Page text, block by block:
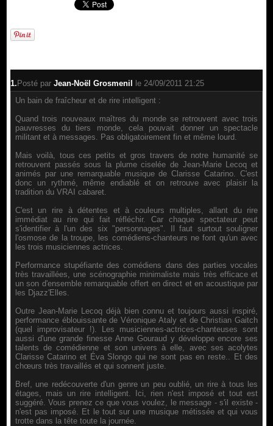
1. Posté par Jean-Noël Grosmenil
le 24/09/2011 21:25
Un bain de fraîcheur et de rire intelligent :
Quand trois nouveaux maîtres du monde se retrouvent avec trois
pauvresses du tiers monde, cela pouvait donner un spectacle
militant et à messages. Pas obligatoirement fin et même lourd.
Mais voilà, tous ces petits et gros travers de notre humanité se
retrouvent passés sous la plume ciselée de Jean-Marie Lecoq et
animés par une remarquable musique de Clarisse Catarino. C'est
donc un rythmé, même endiablé et on retrouve avec plaisir la
tradition du VRAI cabaret.
C'est un rire à détentes et à couleurs multiples, allant du rire
immédiat au rire qui fait réfléchir. Car chaque spectateur peut
s'identifier à l'un des six "personnages". Il faut surtout souligner
l'osmose de la troupe, les comédiens-chanteurs ne font qu'un avec
les trois musiciennes actrices.
Performance stupéfiante des comédiens dans des parties vocales
très travaillées, une scénographie minimaliste mais très efficace et
un son d'ensemble remarquable offert en direct et en acoustique par
les Djazz'Elles.
Outre Jean-Marie Lecoq déjà bien connu et toujours aussi inspiré,
performance éblouissante de Véronique Ataly et de Christian Gaitch
(quel improvisateur !). Les musiciennes-actrices-chanteuses sont
aussi d'une grande finesse Anne Gouraud y développe encore ses
talents de comédienne et son univers à elle, avec ses acolytes
Clarisse Catarino et Éva Slongo qui ne sont pas en reste.. Et des
chœurs très travaillés et qui sonnent juste.
Bref, une redécouverte d'un genre un peu oublié, un rire à tous les
étages, mais un rire intelligent. Ici, rien n'est imposé et tout est
suggéré. Vous prenez ce que vous voulez, le message - s'il existe -
n'est pas imposé. Et le tout sur une musique métissée et qui vous
trotte dans la tête toute la journée.